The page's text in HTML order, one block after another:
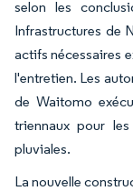
selon les
Infrastructures de
actifs nécessaires
l'entretien. Les
de Waitomo
triennaux pour
pluviales.
La nouvelle